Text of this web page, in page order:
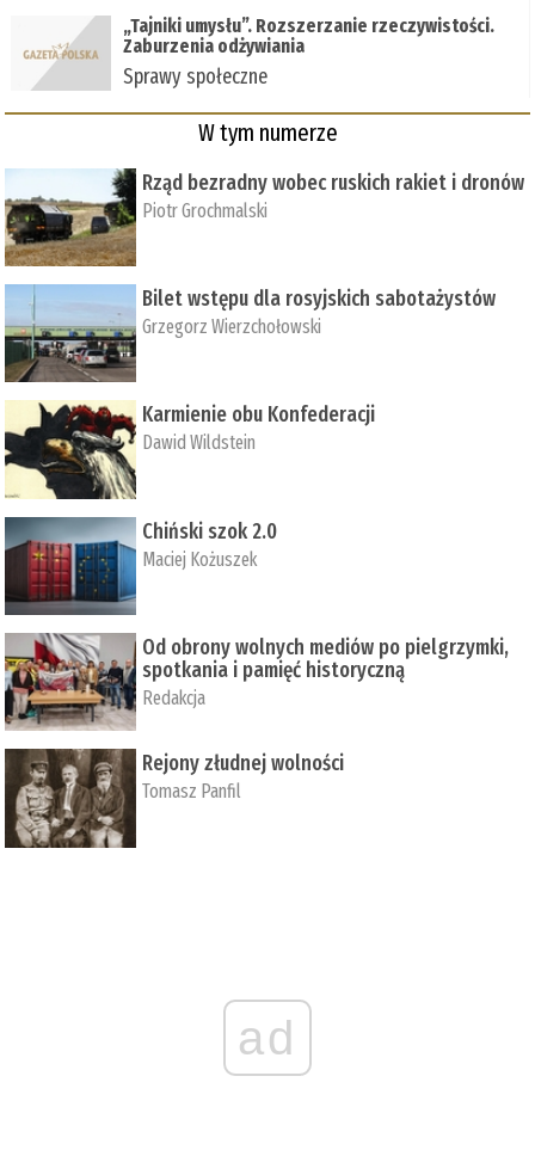
„Tajniki umysłu”. Rozszerzanie rzeczywistości.
Zaburzenia odżywiania
Sprawy społeczne
W tym numerze
Rząd bezradny wobec ruskich rakiet i dronów
Piotr Grochmalski
Bilet wstępu dla rosyjskich sabotażystów
Grzegorz Wierzchołowski
Karmienie obu Konfederacji
Dawid Wildstein
Chiński szok 2.0
Maciej Kożuszek
Od obrony wolnych mediów po pielgrzymki,
spotkania i pamięć historyczną
Redakcja
Rejony złudnej wolności
Tomasz Panfil
ad